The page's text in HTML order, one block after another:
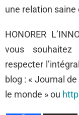
une relation saine
HONORER
vous
respecter
blog : « Journal
le monde » ou